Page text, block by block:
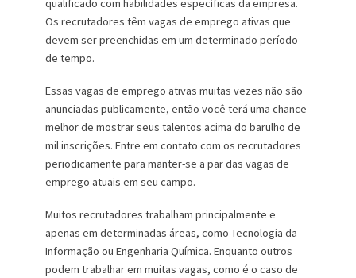
qualificado com habilidades específicas da empresa.
Os recrutadores têm vagas de emprego ativas que
devem ser preenchidas em um determinado período
de tempo.
Essas vagas de emprego ativas muitas vezes não são
anunciadas publicamente, então você terá uma chance
melhor de mostrar seus talentos acima do barulho de
mil inscrições. Entre em contato com os recrutadores
periodicamente para manter-se a par das vagas de
emprego atuais em seu campo.
Muitos recrutadores trabalham principalmente e
apenas em determinadas áreas, como Tecnologia da
Informação ou Engenharia Química. Enquanto outros
podem trabalhar em muitas vagas, como é o caso de